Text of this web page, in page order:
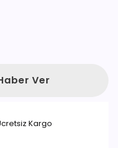
Ver
Kargo